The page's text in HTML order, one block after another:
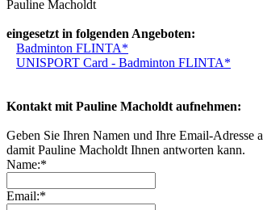
Pauline Macholdt
eingesetzt in folgenden Angeboten:
Badminton FLINTA*
UNISPORT Card - Badminton FLINTA*
Kontakt mit Pauline Macholdt aufnehmen:
Geben Sie Ihren Namen und Ihre Email-Adresse
damit Pauline Macholdt Ihnen antworten kann.
Name:*
Email:*